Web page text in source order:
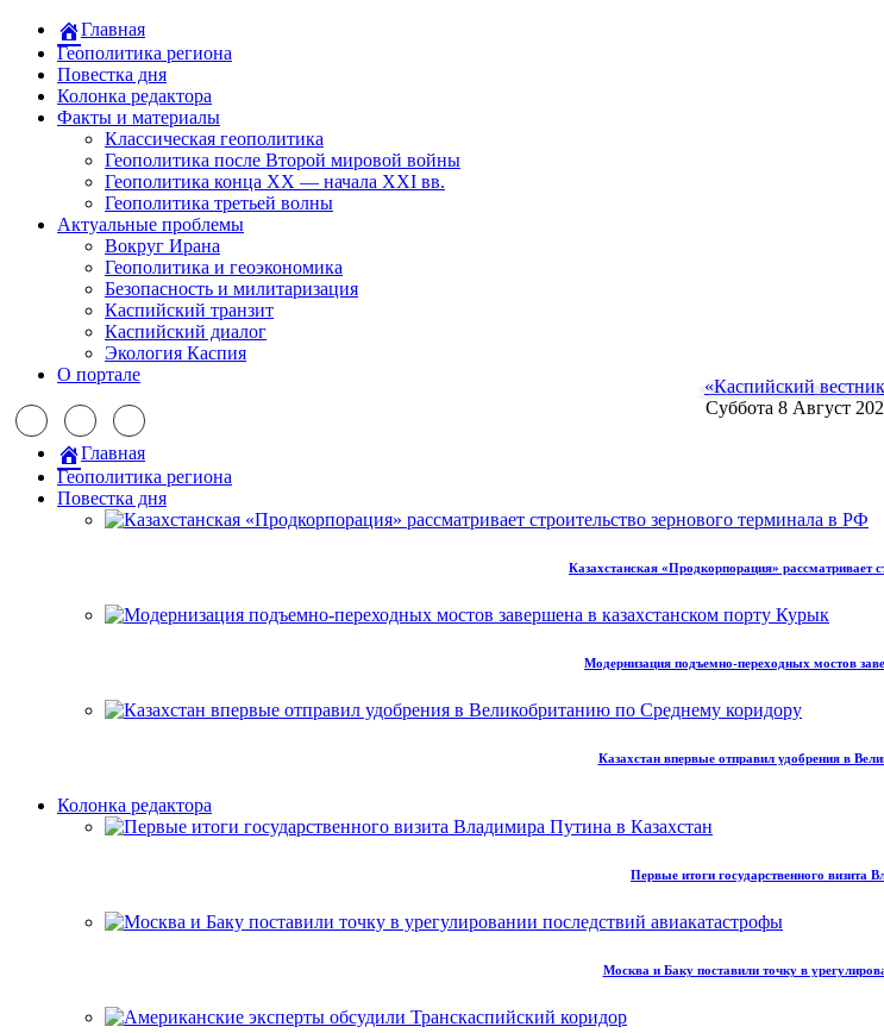
Главная
Геополитика региона
Повестка дня
Колонка редактора
Факты и материалы
Классическая геополитика
Геополитика после Второй мировой войны
Геополитика конца XX — начала XXI вв.
Геополитика третьей волны
Актуальные проблемы
Вокруг Ирана
Геополитика и геоэкономика
Безопасность и милитаризация
Каспийский транзит
Каспийский диалог
Экология Каспия
О портале
«Каспийский
Суббота 8 Август
Главная
Геополитика региона
Повестка дня
Казахстанская «Продкорпорация» рассматривает
Модернизация подъемно-переходных мостов
Казахстан впервые отправил удобрения в
Колонка редактора
Первые итоги государственного визита
Москва и Баку поставили точку в